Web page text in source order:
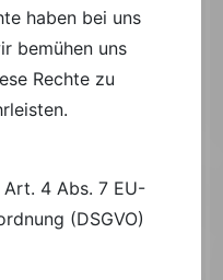
haben bei uns
bemühen uns
Rechte zu
Art. 4 Abs. 7 EU-
(DSGVO)